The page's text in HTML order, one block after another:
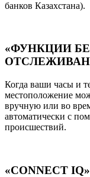
банков Казахстана).
«ФУНКЦИИ
Когда ваши часы и
местоположение
вручную или во
автоматически с
происшествий.
«CONNECT IQ»